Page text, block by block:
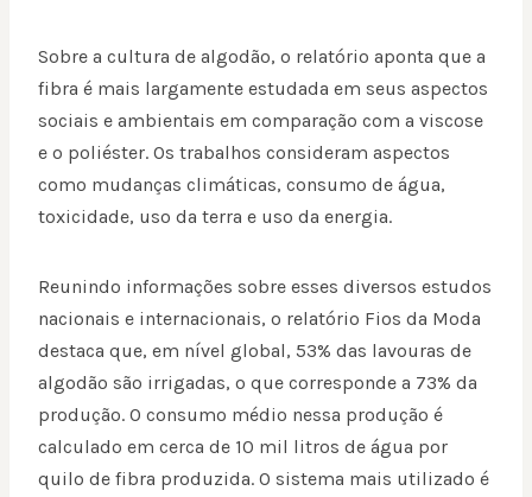
Sobre a cultura de algodão, o relatório aponta que a
fibra é mais largamente estudada em seus aspectos
sociais e ambientais em comparação com a viscose
e o poliéster. Os trabalhos consideram aspectos
como mudanças climáticas, consumo de água,
toxicidade, uso da terra e uso da energia.
Reunindo informações sobre esses diversos estudos
nacionais e internacionais, o relatório Fios da Moda
destaca que, em nível global, 53% das lavouras de
algodão são irrigadas, o que corresponde a 73% da
produção. O consumo médio nessa produção é
calculado em cerca de 10 mil litros de água por
quilo de fibra produzida. O sistema mais utilizado é